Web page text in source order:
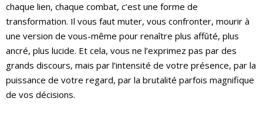
chaque lien, chaque combat, c’est une forme de
transformation. Il vous faut muter, vous confronter, mourir à
une version de vous-même pour renaître plus affûté, plus
ancré, plus lucide. Et cela, vous ne l’exprimez pas par des
grands discours, mais par l’intensité de votre présence, par la
puissance de votre regard, par la brutalité parfois magnifique
de vos décisions.